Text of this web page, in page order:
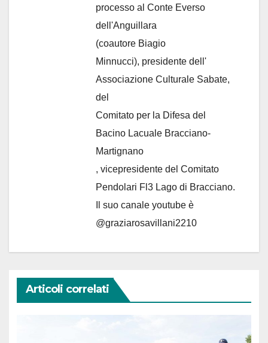
processo al Conte Everso
dell'Anguillara
(coautore Biagio
Minnucci), presidente dell'
Associazione Culturale Sabate,
del
Comitato per la Difesa del
Bacino Lacuale Bracciano-
Martignano
, vicepresidente del Comitato
Pendolari Fl3 Lago di Bracciano.
Il suo canale youtube è
@graziarosavillani2210
Articoli correlati